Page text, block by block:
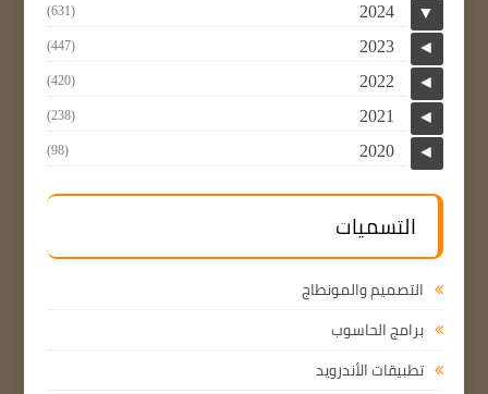
▼
2024
(631)
◄
2023
(447)
◄
2022
(420)
◄
2021
(238)
◄
2020
(98)
التسميات
التصميم والمونطاج
برامج الحاسوب
تطبيقات الأندرويد